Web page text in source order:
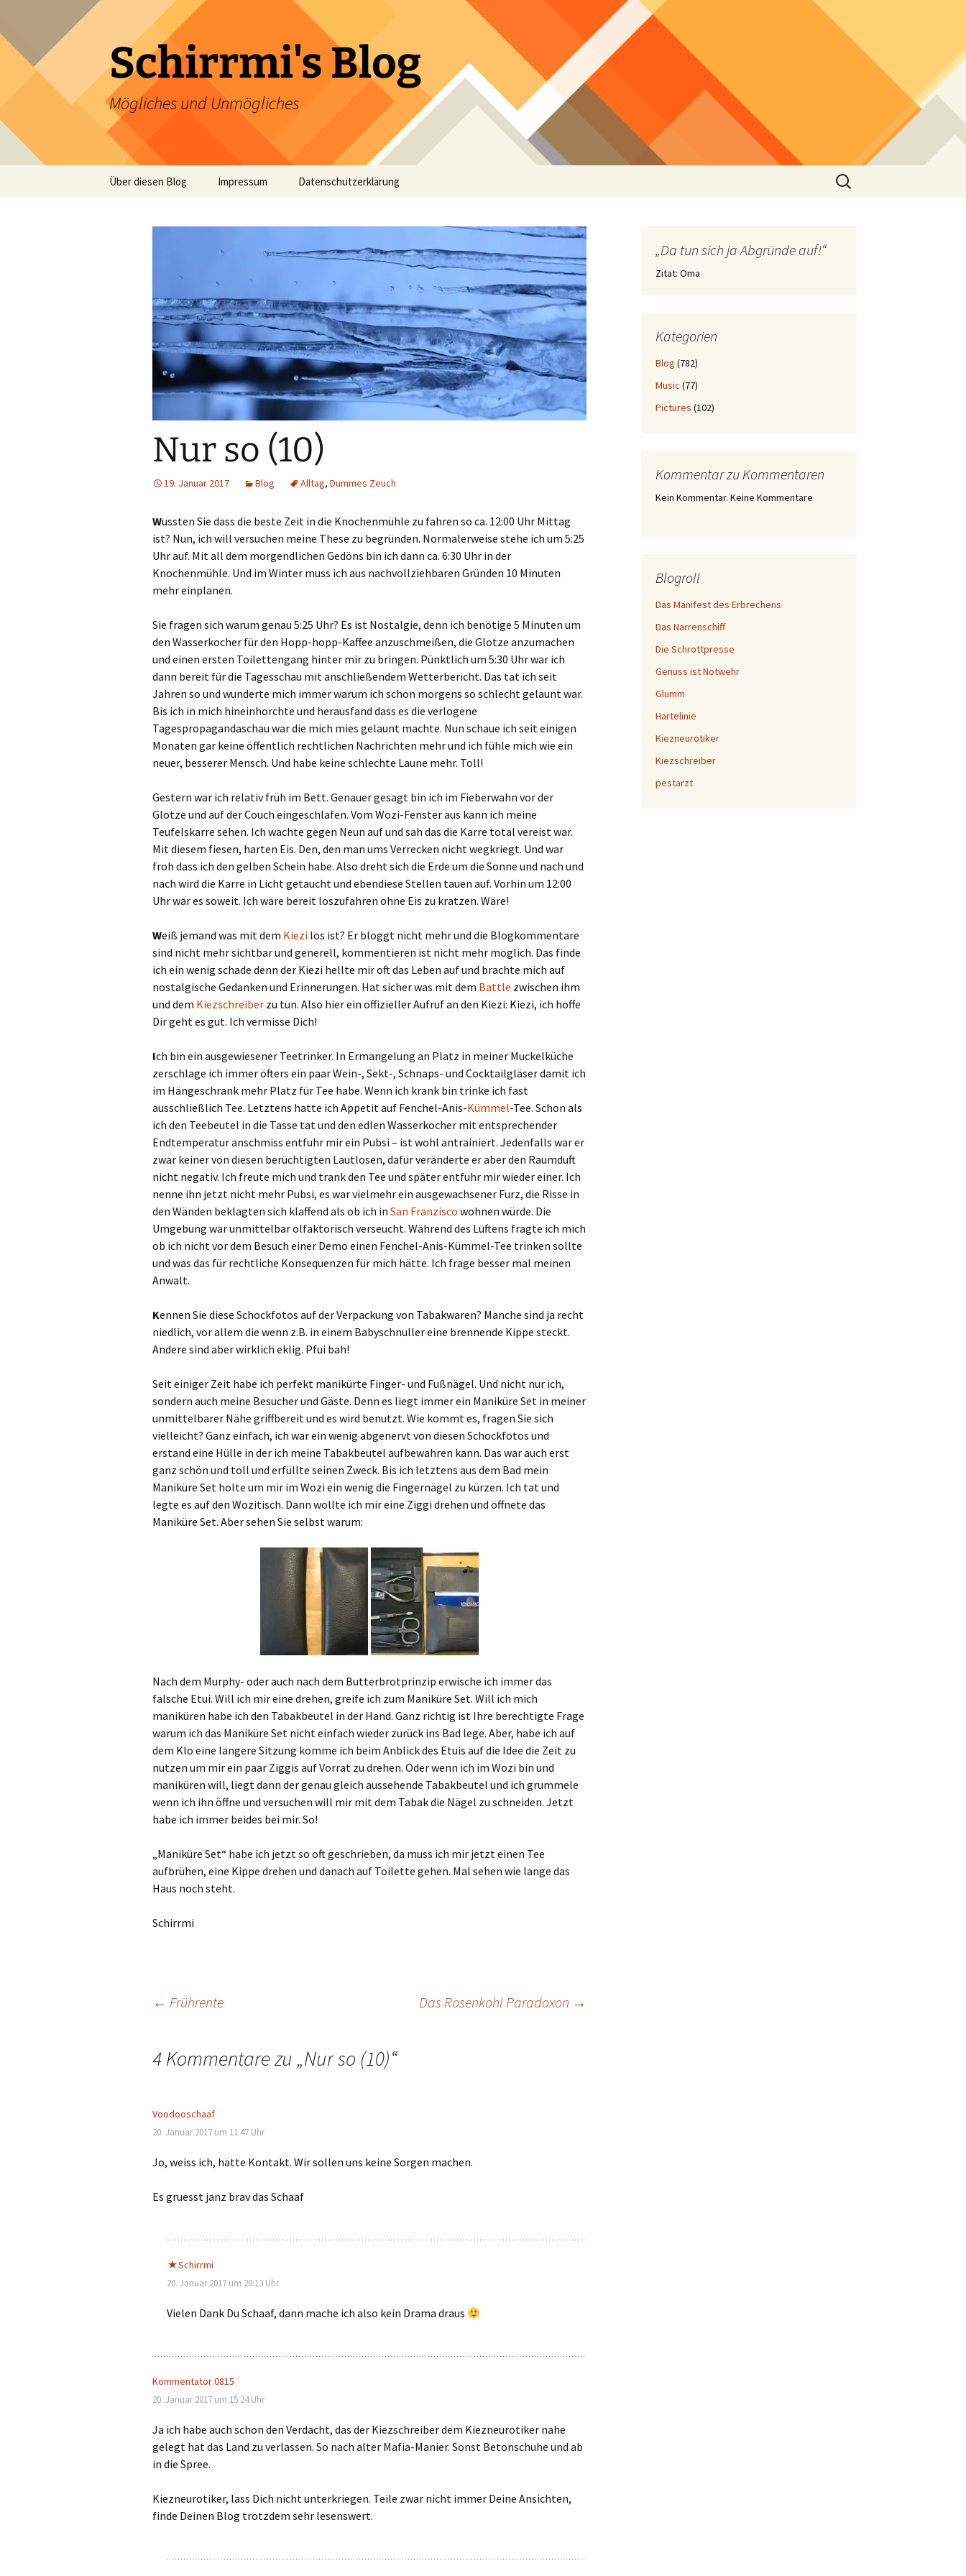
springen
Schirrmi's Blog
Mögliches und Unmögliches
Über diesen Blog Impressum Datenschutzerklärung
Suchen
nach:
Nur so (10)
19. Januar 2017 Blog Alltag, Dummes Zeuch
Wussten Sie dass die beste Zeit in die Knochenmühle zu fahren so ca. 12:00 Uhr Mittag
ist? Nun, ich will versuchen meine These zu begründen. Normalerweise stehe ich um 5:25
Uhr auf. Mit all dem morgendlichen Gedöns bin ich dann ca. 6:30 Uhr in der
Knochenmühle. Und im Winter muss ich aus nachvollziehbaren Gründen 10 Minuten
mehr einplanen.
Sie fragen sich warum genau 5:25 Uhr? Es ist Nostalgie, denn ich benötige 5 Minuten um
den Wasserkocher für den Hopp-hopp-Kaffee anzuschmeißen, die Glotze anzumachen
und einen ersten Toilettengang hinter mir zu bringen. Pünktlich um 5:30 Uhr war ich
dann bereit für die Tagesschau mit anschließendem Wetterbericht. Das tat ich seit
Jahren so und wunderte mich immer warum ich schon morgens so schlecht gelaunt war.
Bis ich in mich hineinhorchte und herausfand dass es die verlogene
Tagespropagandaschau war die mich mies gelaunt machte. Nun schaue ich seit einigen
Monaten gar keine öffentlich rechtlichen Nachrichten mehr und ich fühle mich wie ein
neuer, besserer Mensch. Und habe keine schlechte Laune mehr. Toll!
Gestern war ich relativ früh im Bett. Genauer gesagt bin ich im Fieberwahn vor der
Glotze und auf der Couch eingeschlafen. Vom Wozi-Fenster aus kann ich meine
Teufelskarre sehen. Ich wachte gegen Neun auf und sah das die Karre total vereist war.
Mit diesem fiesen, harten Eis. Den, den man ums Verrecken nicht wegkriegt. Und war
froh dass ich den gelben Schein habe. Also dreht sich die Erde um die Sonne und nach und
nach wird die Karre in Licht getaucht und ebendiese Stellen tauen auf. Vorhin um 12:00
Uhr war es soweit. Ich wäre bereit loszufahren ohne Eis zu kratzen. Wäre!
Weiß jemand was mit dem Kiezi los ist? Er bloggt nicht mehr und die Blogkommentare
sind nicht mehr sichtbar und generell, kommentieren ist nicht mehr möglich. Das finde
ich ein wenig schade denn der Kiezi hellte mir oft das Leben auf und brachte mich auf
nostalgische Gedanken und Erinnerungen. Hat sicher was mit dem Battle zwischen ihm
und dem Kiezschreiber zu tun. Also hier ein offizieller Aufruf an den Kiezi: Kiezi, ich hoffe
Dir geht es gut. Ich vermisse Dich!
Ich bin ein ausgewiesener Teetrinker. In Ermangelung an Platz in meiner Muckelküche
zerschlage ich immer öfters ein paar Wein-, Sekt-, Schnaps- und Cocktailgläser damit ich
im Hängeschrank mehr Platz für Tee habe. Wenn ich krank bin trinke ich fast
ausschließlich Tee. Letztens hatte ich Appetit auf Fenchel-Anis-Kümmel-Tee. Schon als
ich den Teebeutel in die Tasse tat und den edlen Wasserkocher mit entsprechender
Endtemperatur anschmiss entfuhr mir ein Pubsi – ist wohl antrainiert. Jedenfalls war er
zwar keiner von diesen berüchtigten Lautlosen, dafür veränderte er aber den Raumduft
nicht negativ. Ich freute mich und trank den Tee und später entfuhr mir wieder einer. Ich
nenne ihn jetzt nicht mehr Pubsi, es war vielmehr ein ausgewachsener Furz, die Risse in
den Wänden beklagten sich klaffend als ob ich in San Franzisco wohnen würde. Die
Umgebung war unmittelbar olfaktorisch verseucht. Während des Lüftens fragte ich mich
ob ich nicht vor dem Besuch einer Demo einen Fenchel-Anis-Kümmel-Tee trinken sollte
und was das für rechtliche Konsequenzen für mich hätte. Ich frage besser mal meinen
Anwalt.
Kennen Sie diese Schockfotos auf der Verpackung von Tabakwaren? Manche sind ja recht
niedlich, vor allem die wenn z.B. in einem Babyschnuller eine brennende Kippe steckt.
Andere sind aber wirklich eklig. Pfui bah!
Seit einiger Zeit habe ich perfekt manikürte Finger- und Fußnägel. Und nicht nur ich,
sondern auch meine Besucher und Gäste. Denn es liegt immer ein Maniküre Set in meiner
unmittelbarer Nähe griffbereit und es wird benutzt. Wie kommt es, fragen Sie sich
vielleicht? Ganz einfach, ich war ein wenig abgenervt von diesen Schockfotos und
erstand eine Hülle in der ich meine Tabakbeutel aufbewahren kann. Das war auch erst
ganz schön und toll und erfüllte seinen Zweck. Bis ich letztens aus dem Bad mein
Maniküre Set holte um mir im Wozi ein wenig die Fingernägel zu kürzen. Ich tat und
legte es auf den Wozitisch. Dann wollte ich mir eine Ziggi drehen und öffnete das
Maniküre Set. Aber sehen Sie selbst warum:
Nach dem Murphy- oder auch nach dem Butterbrotprinzip erwische ich immer das
falsche Etui. Will ich mir eine drehen, greife ich zum Maniküre Set. Will ich mich
maniküren habe ich den Tabakbeutel in der Hand. Ganz richtig ist Ihre berechtigte Frage
warum ich das Maniküre Set nicht einfach wieder zurück ins Bad lege. Aber, habe ich auf
dem Klo eine längere Sitzung komme ich beim Anblick des Etuis auf die Idee die Zeit zu
nutzen um mir ein paar Ziggis auf Vorrat zu drehen. Oder wenn ich im Wozi bin und
maniküren will, liegt dann der genau gleich aussehende Tabakbeutel und ich grummele
wenn ich ihn öffne und versuchen will mir mit dem Tabak die Nägel zu schneiden. Jetzt
habe ich immer beides bei mir. So!
„Maniküre Set“ habe ich jetzt so oft geschrieben, da muss ich mir jetzt einen Tee
aufbrühen, eine Kippe drehen und danach auf Toilette gehen. Mal sehen wie lange das
Haus noch steht.
Schirrmi
Beitragsnavigation
← Frührente Das Rosenkohl Paradoxon →
4 Kommentare zu „Nur so (10)“
Voodooschaaf
20. Januar 2017 um 11:47 Uhr
Jo, weiss ich, hatte Kontakt. Wir sollen uns keine Sorgen machen.
Es gruesst janz brav das Schaaf
Schirrmi
20. Januar 2017 um 20:13 Uhr
Vielen Dank Du Schaaf, dann mache ich also kein Drama draus
Kommentator 0815
20. Januar 2017 um 15:24 Uhr
Ja ich habe auch schon den Verdacht, das der Kiezschreiber dem Kiezneurotiker nahe
gelegt hat das Land zu verlassen. So nach alter Mafia-Manier. Sonst Betonschuhe und ab
in die Spree.
Kiezneurotiker, lass Dich nicht unterkriegen. Teile zwar nicht immer Deine Ansichten,
finde Deinen Blog trotzdem sehr lesenswert.
„Da tun sich ja Abgründe auf!“
Zitat: Oma
Kategorien
Blog (782)
Music (77)
Pictures (102)
Kommentar zu Kommentaren
Kein Kommentar. Keine Kommentare
Blogroll
Das Manifest des Erbrechens
Das Narrenschiff
Die Schrottpresse
Genuss ist Notwehr
Glumm
Hartelinie
Kiezneurotiker
Kiezschreiber
pestarzt